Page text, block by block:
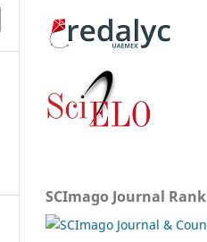
SCImago Journal Rank